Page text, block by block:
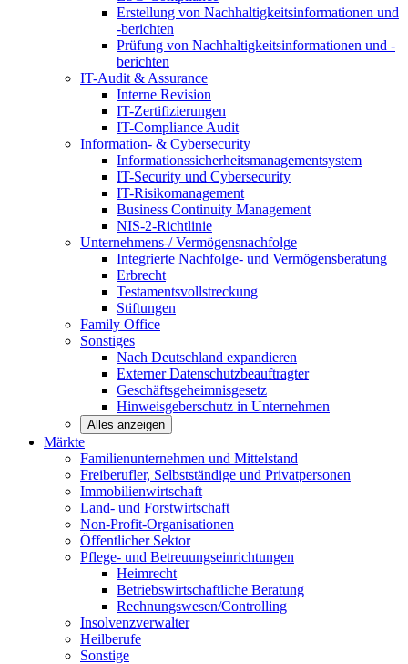
Erstellung von Nachhaltigkeitsinformationen und
-berichten
Prüfung von Nachhaltigkeitsinformationen und -
berichten
IT-Audit & Assurance
Interne Revision
IT-Zertifizierungen
IT-Compliance Audit
Information- & Cybersecurity
Informationssicherheitsmanagementsystem
IT-Security und Cybersecurity
IT-Risikomanagement
Business Continuity Management
NIS-2-Richtlinie
Unternehmens-/Vermögensnachfolge
Integrierte Nachfolge- und Vermögensberatung
Erbrecht
Testamentsvollstreckung
Stiftungen
Family Office
Sonstiges
Nach Deutschland expandieren
Externer Datenschutzbeauftragter
Geschäftsgeheimnisgesetz
Hinweisgeberschutz in Unternehmen
Alles anzeigen
Märkte
Familienunternehmen und Mittelstand
Freiberufler, Selbstständige und Privatpersonen
Immobilienwirtschaft
Land- und Forstwirtschaft
Non-Profit-Organisationen
Öffentlicher Sektor
Pflege- und Betreuungseinrichtungen
Heimrecht
Betriebswirtschaftliche Beratung
Rechnungswesen/Controlling
Insolvenzverwalter
Heilberufe
Sonstige